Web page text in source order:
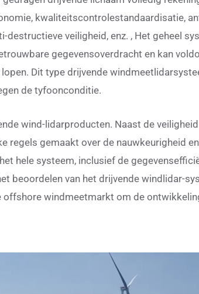
kwaliteitscontrolestandaardisatie,
veiligheid, enz. , Het geheel
gegevensoverdracht en kan
Dit type drijvende
de tyfoonconditie.
wind-lidarproducten. Naast de
regels gemaakt over de nauwkeurigheid
hele systeem, inclusief de
beoordelen van het drijvende windlidar-
offshore windmeetmarkt om de